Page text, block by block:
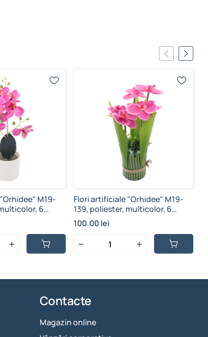
M19-
6
cm
Flori artificiale "Orhidee" M19-
139, poliester, multicolor, 6
ramuri, 30.5x7.5 cm
100.00 lei
Contacte
Magazin online